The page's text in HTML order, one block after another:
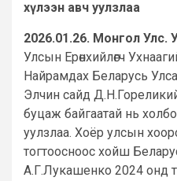
хүлээн авч уулзлаа
2026.01.26. Монгол Улс.
Улсын Ерөнхийлөгч
Найрамдах Беларусь
Элчин сайд
буцаж байгаатай нь
уулзлаа. Хоёр улсын
тогтоосноос хойш
А.Г.Лукашенко 2024 онд